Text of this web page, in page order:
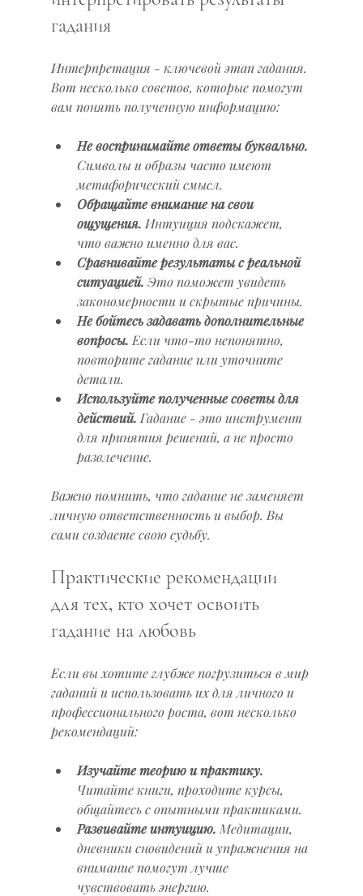
гадания
Интерпретация - ключевой этап гадания.
Вот несколько советов, которые помогут
вам понять полученную информацию:
Не воспринимайте ответы буквально.
Символы и образы часто имеют
метафорический смысл.
Обращайте внимание на свои
ощущения. Интуиция подскажет,
что важно именно для вас.
Сравнивайте результаты с реальной
ситуацией. Это поможет увидеть
закономерности и скрытые причины.
Не бойтесь задавать дополнительные
вопросы. Если что-то непонятно,
повторите гадание или уточните
детали.
Используйте полученные советы для
действий. Гадание - это инструмент
для принятия решений, а не просто
развлечение.
Важно помнить, что гадание не заменяет
личную ответственность и выбор. Вы
сами создаете свою судьбу.
Практические рекомендации
для тех, кто хочет освоить
гадание на любовь
Если вы хотите глубже погрузиться в мир
гаданий и использовать их для личного и
профессионального роста, вот несколько
рекомендаций:
Изучайте теорию и практику.
Читайте книги, проходите курсы,
общайтесь с опытными практиками.
Развивайте интуицию. Медитации,
дневники сновидений и упражнения на
внимание помогут лучше
чувствовать энергию.